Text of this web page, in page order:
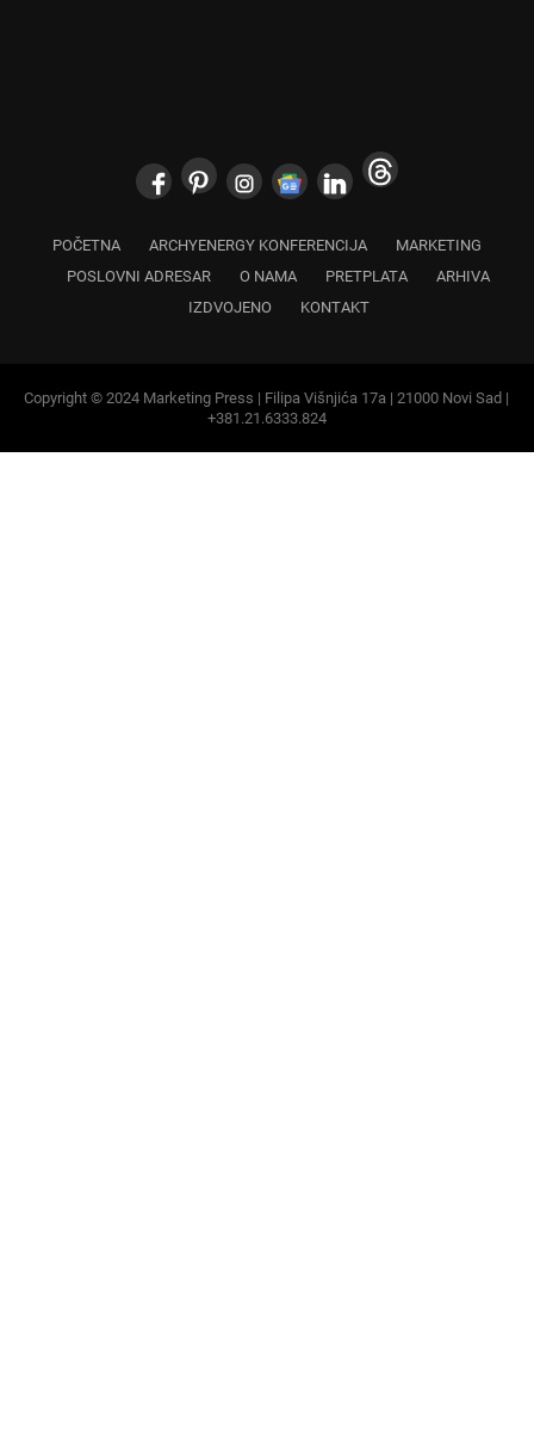
POSLOVNI ADRESAR
O NAMA PRETPLATA
+381.21.6333.824